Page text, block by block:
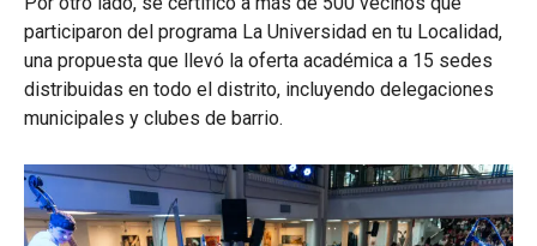
participaron del programa La Universidad en tu Localidad,
una propuesta que llevó la oferta académica a 15 sedes
distribuidas en todo el distrito, incluyendo delegaciones
municipales y clubes de barrio.